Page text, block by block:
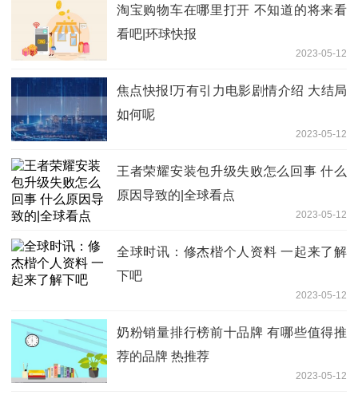
淘宝购物车在哪里打开 不知道的将来看
看吧|环球快报
2023-05-12
焦点快报!万有引力电影剧情介绍 大结局
如何呢
2023-05-12
王者荣耀安装包升级失败怎么回事 什么
原因导致的|全球看点
2023-05-12
全球时讯：修杰楷个人资料 一起来了解
下吧
2023-05-12
奶粉销量排行榜前十品牌 有哪些值得推
荐的品牌 热推荐
2023-05-12